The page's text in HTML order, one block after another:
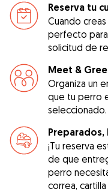
Reserva tu
Cuando
perfecto
solicitud de
Meet &
Organiza un
que tu perro
seleccionado.
Preparados,
¡Tu reserva
de que
perro
correa,